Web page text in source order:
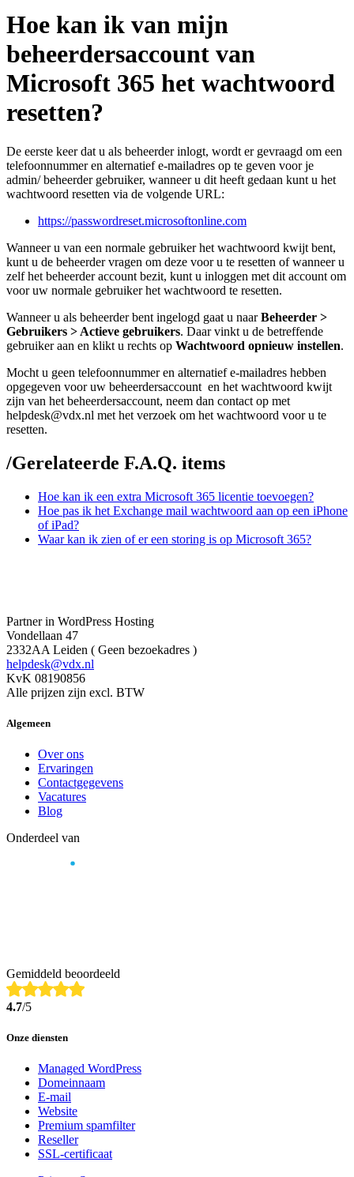
Hoe kan ik van mijn
beheerdersaccount van
Microsoft 365 het wachtwoord
resetten?
De eerste keer dat u als beheerder inlogt, wordt er gevraagd om een
telefoonnummer en alternatief e-mailadres op te geven voor je
admin/ beheerder gebruiker, wanneer u dit heeft gedaan kunt u het
wachtwoord resetten via de volgende URL:
https://passwordreset.microsoftonline.com
Wanneer u van een normale gebruiker het wachtwoord kwijt bent,
kunt u de beheerder vragen om deze voor u te resetten of wanneer u
zelf het beheerder account bezit, kunt u inloggen met dit account om
voor uw normale gebruiker het wachtwoord te resetten.
Wanneer u als beheerder bent ingelogd gaat u naarBeheerder >
Gebruikers > Actieve gebruikers. Daar vinkt u de betreffende
gebruiker aan en klikt u rechts op Wachtwoord opnieuw instellen.
Mocht u geen telefoonnummer en alternatief e-mailadres hebben
opgegeven voor uw beheerdersaccount en het wachtwoord kwijt
zijn van het beheerdersaccount, neem dan contact op met
helpdesk@vdx.nl met het verzoek om het wachtwoord voor u te
resetten.
/Gerelateerde F.A.Q. items
Hoe kan ik een extra Microsoft 365 licentie toevoegen?
Hoe pas ik het Exchange mail wachtwoord aan op een iPhone
of iPad?
Waar kan ik zien of er een storing is op Microsoft 365?
Partner in WordPress Hosting
Vondellaan 47
2332AA Leiden ( Geen bezoekadres )
helpdesk@vdx.nl
KvK 08190856
Alle prijzen zijn excl. BTW
Algemeen
Over ons
Ervaringen
Contactgegevens
Vacatures
Blog
Onderdeel van
Gemiddeld beoordeeld
4.7/5
Onze diensten
Managed WordPress
Domeinnaam
E-mail
Website
Premium spamfilter
Reseller
SSL-certificaat